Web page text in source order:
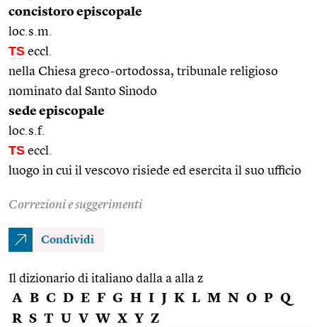
concistoro episcopale
loc.s.m.
TS eccl.
nella Chiesa greco-ortodossa, tribunale religioso
nominato dal Santo Sinodo
sede episcopale
loc.s.f.
TS eccl.
luogo in cui il vescovo risiede ed esercita il suo ufficio
Correzioni e suggerimenti
Condividi
Il dizionario di italiano dalla a alla z
A B C D E F G H I J K L M N O P Q
R S T U V W X Y Z